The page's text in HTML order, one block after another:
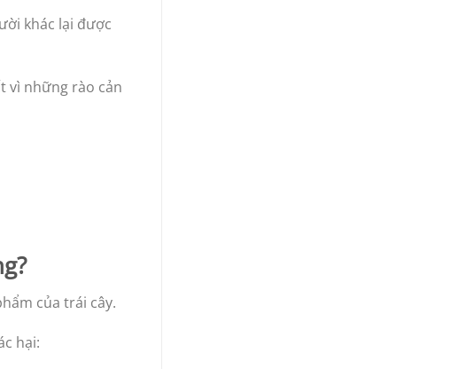
khác lại được
vì những rào cản
của trái cây.
hại: